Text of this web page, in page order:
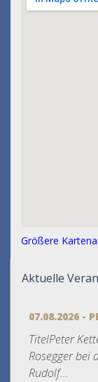
Größere
Aktuelle
07.08.2026 -
TitelPeter
Rosegger bei
Rudolf...